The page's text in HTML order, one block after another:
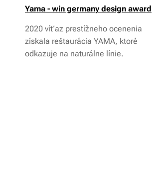
Yama - win germany design award
2020 víťaz prestížneho ocenenia
získala reštaurácia YAMA, ktoré
odkazuje na naturálne línie.